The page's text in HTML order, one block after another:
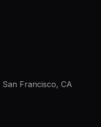
Francisco, CA